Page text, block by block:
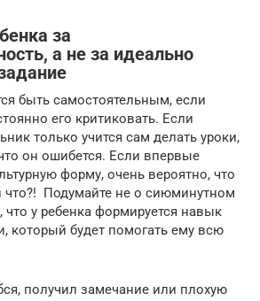
за
а не за идеально
быть самостоятельным, если
его критиковать. Если
только учится сам делать уроки,
он ошибется. Если впервые
форму, очень вероятно, что
что?! Подумайте не о сиюминутном
что у ребенка формируется навык
который будет помогать ему всю
получил замечание или плохую